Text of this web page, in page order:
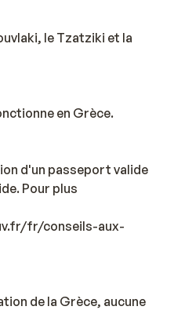
le Tzatziki et la
en Grèce.
d'un passeport valide
Pour plus
fr/conseils-aux-
de la Grèce, aucune